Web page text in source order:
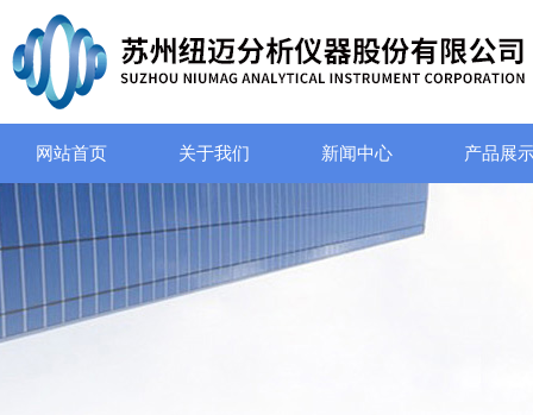
网站首页 关于我们 新闻中心 产品展